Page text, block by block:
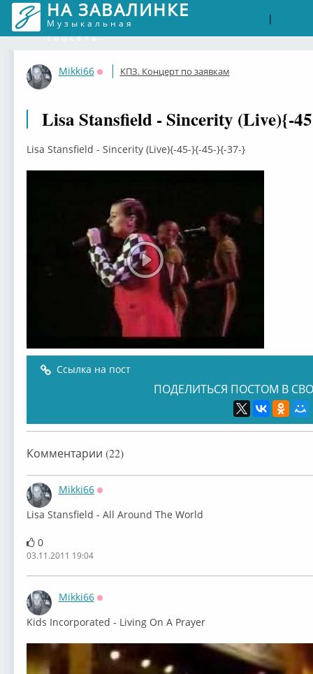
НА ЗАВАЛИНКЕ
Музыкальная
соцсеть
|
Mikki66
Оффлайн
КПЗ. Концерт по заявкам
Lisa Stansfield - Sincerity (Live){-
Lisa Stansfield - Sincerity (Live){-45-}{-45-}{-37-}
Ссылка на пост
ПОДЕЛИТЬСЯ ПОСТОМ В
Комментарии (22)
Mikki66
Lisa Stansfield - All Around The World
0
03.11.2011 19:04
Mikki66
Kids Incorporated - Living On A Prayer